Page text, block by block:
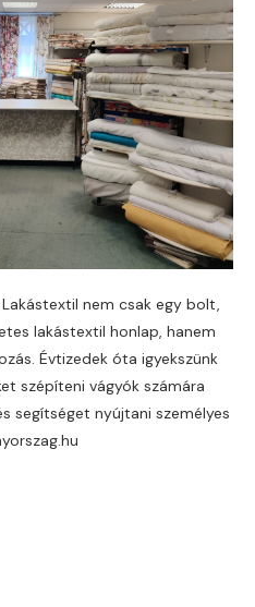
nem csak egy bolt,
lakástextil honlap, hanem
Évtizedek óta igyekszünk
szépíteni vágyók számára
segítséget nyújtani személyes